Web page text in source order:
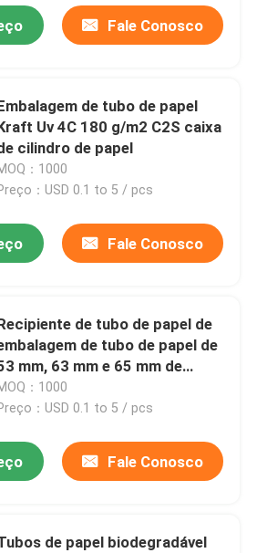
Fale Conosco
de tubo de papel
Uv 4C 180 g/m2 C2S caixa
cilindro de papel
：1000
：USD 0.1 to 5 / pcs
Fale Conosco
de tubo de papel de
de tubo de papel de
mm, 63 mm e 65 mm de
：1000
：USD 0.1 to 5 / pcs
Fale Conosco
de papel biodegradável